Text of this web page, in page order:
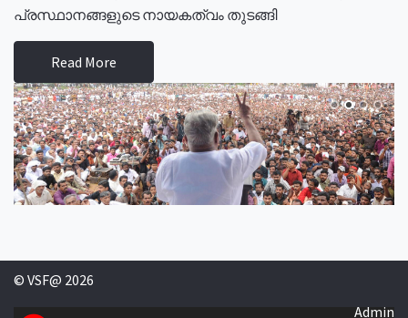
പ്രസ്ഥാനങ്ങളുടെ നായകത്വം തുടങ്ങി
Read More
© VSF@ 2026
Admin